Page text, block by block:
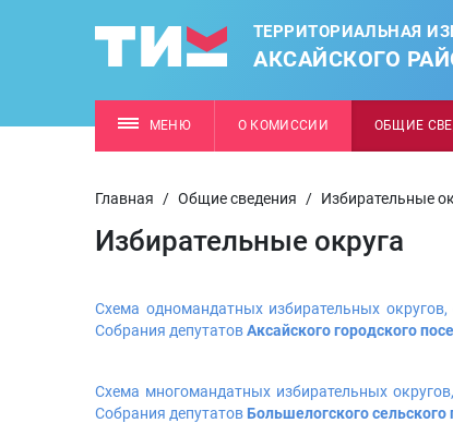
ТЕРРИТОРИАЛЬНАЯ
АКСАЙСКОГО
МЕНЮ О КОМИССИИ ОБЩИЕ
Главная / Общие сведения / Избирательные
Избирательные округа
Схема одномандатных избирательных
Собрания депутатовАксайского городского
Схема многомандатных избирательных
Собрания депутатов Большелогского сельского